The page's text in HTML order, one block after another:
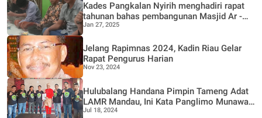
Kades Pangkalan Nyirih menghadiri rapat
tahunan bahas pembangunan Masjid Ar -
Ridwan dan Poskamling bersama warga
Dusun II
Jan 27, 2025
Jelang Rapimnas 2024, Kadin Riau Gelar
Rapat Pengurus Harian
Nov 23, 2024
Hulubalang Handana Pimpin Tameng Adat
LAMR Mandau, Ini Kata Panglimo Munawar
Rosidi
Jul 18, 2024